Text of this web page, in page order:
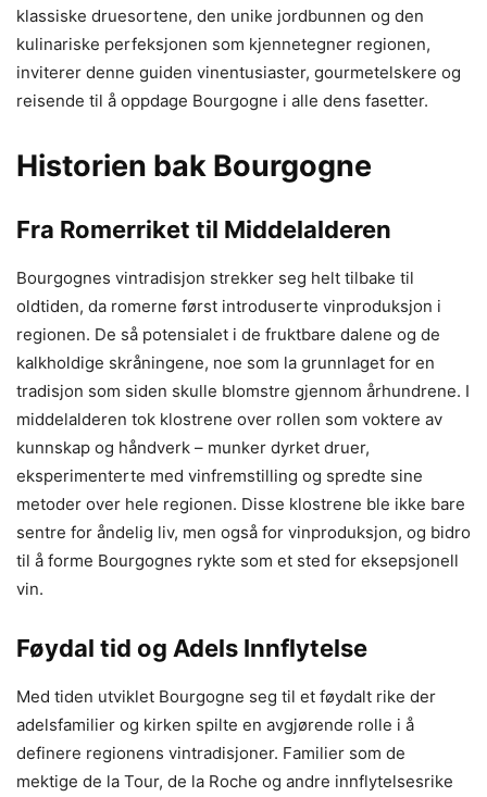
klassiske druesortene, den unike jordbunnen og den
kulinariske perfeksjonen som kjennetegner regionen,
inviterer denne guiden vinentusiaster, gourmetelskere og
reisende til å oppdage Bourgogne i alle dens fasetter.
Historien bak Bourgogne
Fra Romerriket til Middelalderen
Bourgognes vintradisjon strekker seg helt tilbake til
oldtiden, da romerne først introduserte vinproduksjon i
regionen. De så potensialet i de fruktbare dalene og de
kalkholdige skråningene, noe som la grunnlaget for en
tradisjon som siden skulle blomstre gjennom århundrene. I
middelalderen tok klostrene over rollen som voktere av
kunnskap og håndverk – munker dyrket druer,
eksperimenterte med vinfremstilling og spredte sine
metoder over hele regionen. Disse klostrene ble ikke bare
sentre for åndelig liv, men også for vinproduksjon, og bidro
til å forme Bourgognes rykte som et sted for eksepsjonell
vin.
Føydal tid og Adels Innflytelse
Med tiden utviklet Bourgogne seg til et føydalt rike der
adelsfamilier og kirken spilte en avgjørende rolle i å
definere regionens vintradisjoner. Familier som de
mektige de la Tour, de la Roche og andre innflytelsesrike